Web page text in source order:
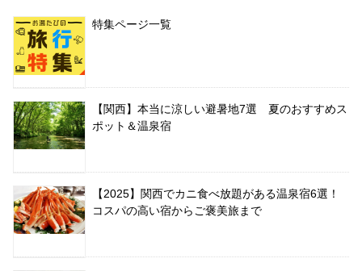
特集ページ一覧
【関西】本当に涼しい避暑地7選 夏のおすすめス
ポット＆温泉宿
【2025】関西でカニ食べ放題がある温泉宿6選！
コスパの高い宿からご褒美旅まで